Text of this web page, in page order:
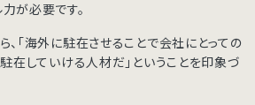
が必要です。
、「海外に駐在させることで会社にとっての
駐在していける人材だ」ということを印象づ